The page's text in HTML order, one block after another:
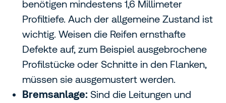
benötigen mindestens 1,6 Millimeter
Profiltiefe. Auch der allgemeine Zustand ist
wichtig. Weisen die Reifen ernsthafte
Defekte auf, zum Beispiel ausgebrochene
Profilstücke oder Schnitte in den Flanken,
müssen sie ausgemustert werden.
Bremsanlage: Sind die Leitungen und